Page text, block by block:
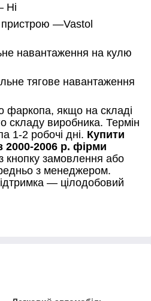
Ні
пристрою —Vastol
навантаження на кулю
тягове навантаження
фаркопа, якщо на складі
складу виробника. Термін
1-2 робочі дні. Купити
2000-2006 р. фірми
кнопку замовлення або
з менеджером.
— цілодобовий